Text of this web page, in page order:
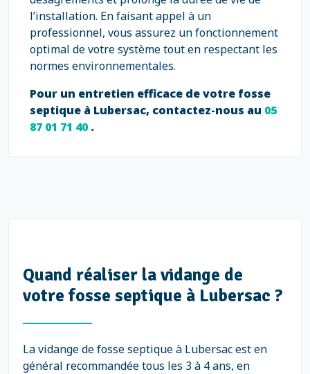
l’installation. En faisant appel à un
professionnel, vous assurez un fonctionnement
optimal de votre système tout en respectant les
normes environnementales.
Pour un entretien efficace de votre fosse
septique à Lubersac, contactez-nous au 05
87 01 71 40.
Quand réaliser la vidange de
votre fosse septique à Lubersac ?
La vidange de fosse septique à Lubersac est en
général recommandée tous les 3 à 4 ans, en